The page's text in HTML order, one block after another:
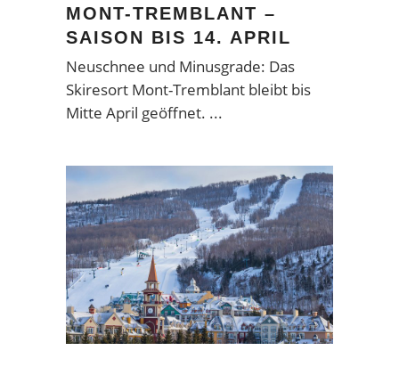
MONT-TREMBLANT –
SAISON BIS 14. APRIL
Neuschnee und Minusgrade: Das
Skiresort Mont-Tremblant bleibt bis
Mitte April geöffnet.